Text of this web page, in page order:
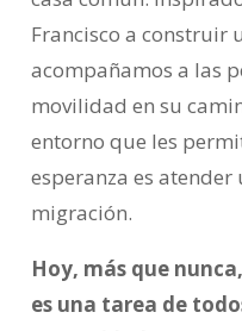
Francisco a construir
acompañamos a las
movilidad en su
entorno que les
esperanza es atender
migración.
Hoy, más que
es una tarea de